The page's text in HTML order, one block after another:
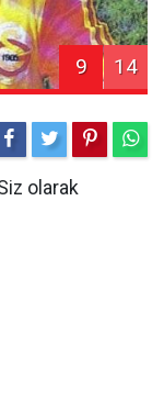
9 14
olarak